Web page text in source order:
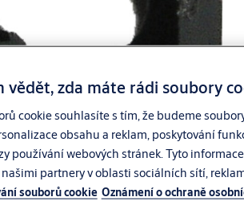
NE05 je navržen pro použití se zajišťovací
vědět, zda máte rádi soubory
cookie souhlasíte s tím, že budeme
obsahu a reklam, poskytování
používání webových stránek. Tyto
partnery v oblasti sociálních sítí,
souborů cookie Oznámení o ochraně